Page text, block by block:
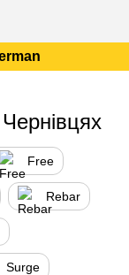
Free
Rebar
Surge